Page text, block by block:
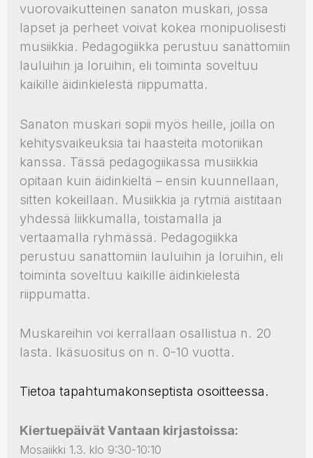
vuorovaikutteinen sanaton muskari, jossa
lapset ja perheet voivat kokea monipuolisesti
musiikkia. Pedagogiikka perustuu sanattomiin
lauluihin ja loruihin, eli toiminta soveltuu
kaikille äidinkielestä riippumatta.
Sanaton muskari sopii myös heille, joilla on
kehitysvaikeuksia tai haasteita motoriikan
kanssa. Tässä pedagogiikassa musiikkia
opitaan kuin äidinkieltä – ensin kuunnellaan,
sitten kokeillaan. Musiikkia ja rytmiä aistitaan
yhdessä liikkumalla, toistamalla ja
vertaamalla ryhmässä. Pedagogiikka
perustuu sanattomiin lauluihin ja loruihin, eli
toiminta soveltuu kaikille äidinkielestä
riippumatta.
Muskareihin voi kerrallaan osallistua n. 20
lasta. Ikäsuositus on n. 0-10 vuotta.
Tietoa tapahtumakonseptista osoitteessa.
Kiertuepäivät Vantaan kirjastoissa:
Mosaiikki 1.3. klo 9:30-10:10